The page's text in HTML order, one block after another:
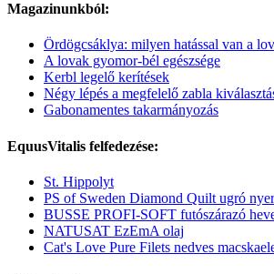
Magazinunkból:
Ördögcsáklya: milyen hatással van a
A lovak gyomor-bél egészsége
Kerbl legelő kerítések
Négy lépés a megfelelő zabla
Gabonamentes takarmányozás
EquusVitalis felfedezése:
St. Hippolyt
PS of Sweden Diamond Quilt ugró
BUSSE PROFI-SOFT futószárazó
NATUSAT EzEmA olaj
Cat's Love Pure Filets nedves